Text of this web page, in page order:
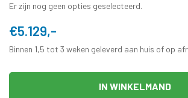
Er zijn nog geen opties geselecteerd.
€5.129,-
Binnen 1,5 tot 3 weken geleverd aan huis of op
IN WINKELMAND